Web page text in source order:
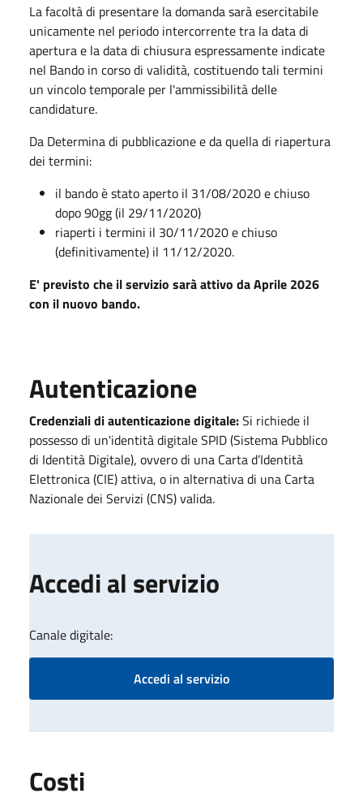
La facoltà di presentare la domanda sarà esercitabile
unicamente nel periodo intercorrente tra la data di
apertura e la data di chiusura espressamente indicate
nel Bando in corso di validità, costituendo tali termini
un vincolo temporale per l'ammissibilità delle
candidature.
Da Determina di pubblicazione e da quella di riapertura
dei termini:
il bando è stato aperto il 31/08/2020 e chiuso
dopo 90gg (il 29/11/2020)
riaperti i termini il 30/11/2020 e chiuso
(definitivamente) il 11/12/2020.
E' previsto che il servizio sarà attivo da Aprile 2026
con il nuovo bando.
Autenticazione
Credenziali di autenticazione digitale:Si richiede il
possesso di un'identità digitale SPID (Sistema Pubblico
di Identità Digitale), ovvero di una Carta d’Identità
Elettronica (CIE) attiva, o in alternativa di una Carta
Nazionale dei Servizi (CNS) valida.
Accedi al servizio
Canale digitale:
Accedi al servizio
Costi